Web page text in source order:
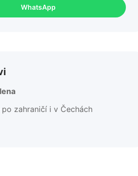
WhatsApp
po zahraničí i v Čechách